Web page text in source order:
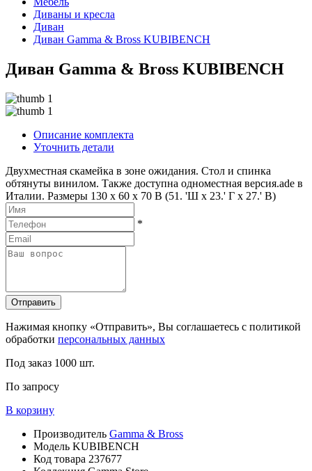
Диваны и кресла
Диван
Диван Gamma & Bross KUBIBENCH
Диван Gamma & Bross KUBIBENCH
Описание комплекта
Уточнить детали
Двухместная скамейка в зоне ожидания. Стол и спинка
обтянуты винилом. Также доступна одноместная версия.ade в
Италии. Размеры 130 x 60 x 70 В (51. 'Ш x 23.' Г x 27.' В)
*
Отправить
Нажимая кнопку «Отправить», Вы соглашаетесь с политикой
обработки персональных данных
Под заказ 1000 шт.
По запросу
В корзину
Производитель Gamma & Bross
Модель KUBIBENCH
Код товара 237677